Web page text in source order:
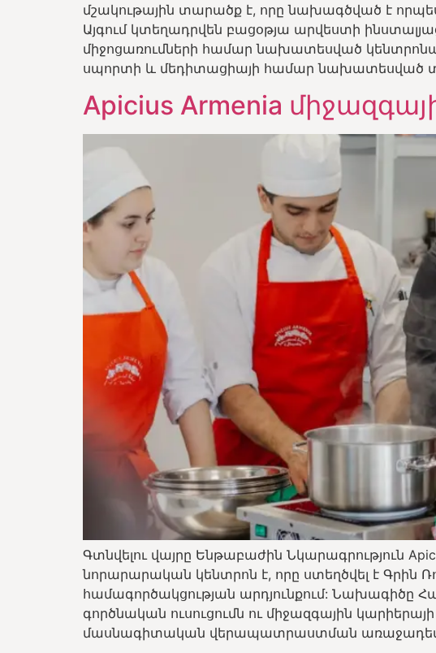
մշակութային տարածք է, որը նախագծված է
Այգում կտեղադրվեն բացօթյա արվեստի
միջոցառումների համար նախատեսված
սպորտի և մեդիտացիայի համար նախատեսված
Apicius Armenia
Գտնվելու վայրը Ենթաբաժին Նկարագրություն
նորարարական կենտրոն է, որը ստեղծվել է Գրին
համագործակցության արդյունքում: Նախագիծը
գործնական ուսուցումն ու միջազգային
մասնագիտական վերապատրաստման